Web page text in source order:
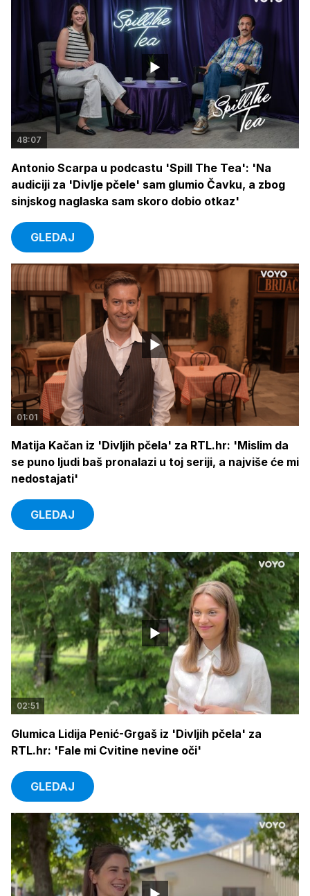
48:07
Antonio Scarpa u podcastu 'Spill The Tea': 'Na
audiciji za 'Divlje pčele' sam glumio Čavku, a zbog
sinjskog naglaska sam skoro dobio otkaz'
GLEDAJ
01:01
Matija Kačan iz 'Divljih pčela' za RTL.hr: 'Mislim da
se puno ljudi baš pronalazi u toj seriji, a najviše će mi
nedostajati'
GLEDAJ
02:51
Glumica Lidija Penić-Grgaš iz 'Divljih pčela' za
RTL.hr: 'Fale mi Cvitine nevine oči'
GLEDAJ